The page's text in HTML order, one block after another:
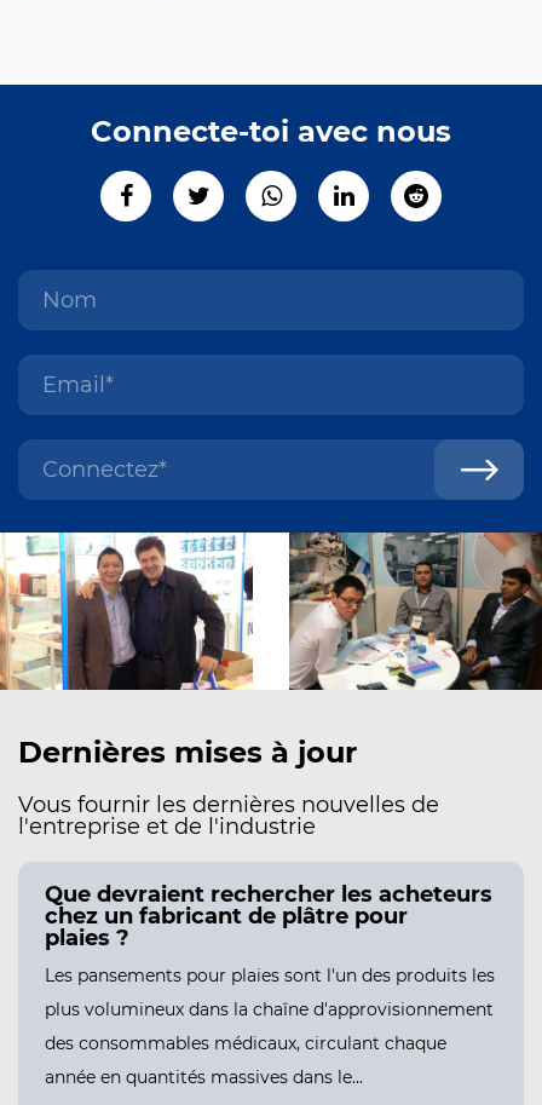
Connecte-toi avec nous
Dernières mises à jour
Vous fournir les dernières nouvelles de
l'entreprise et de l'industrie
Que devraient rechercher les acheteurs
chez un fabricant de plâtre pour
plaies ?
Les pansements pour plaies sont l'un des produits les
plus volumineux dans la chaîne d'approvisionnement
des consommables médicaux, circulant chaque
année en quantités massives dans le...